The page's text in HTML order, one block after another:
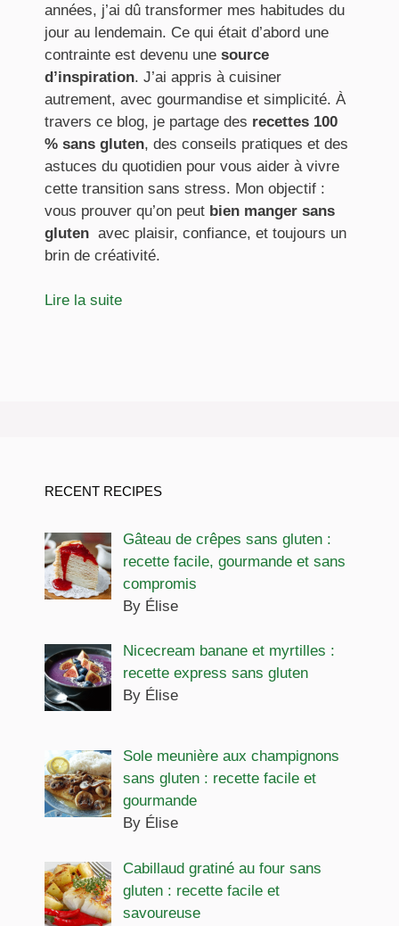
années, j’ai dû transformer mes habitudes du
jour au lendemain. Ce qui était d’abord une
contrainte est devenu une source
d’inspiration. J’ai appris à cuisiner
autrement, avec gourmandise et simplicité. À
travers ce blog, je partage des recettes 100
% sans gluten, des conseils pratiques et des
astuces du quotidien pour vous aider à vivre
cette transition sans stress. Mon objectif :
vous prouver qu’on peut bien manger sans
gluten avec plaisir, confiance, et toujours un
brin de créativité.
Lire la suite
RECENT RECIPES
Gâteau de crêpes sans gluten :
recette facile, gourmande et sans
compromis
By Élise
Nicecream banane et myrtilles :
recette express sans gluten
By Élise
Sole meunière aux champignons
sans gluten : recette facile et
gourmande
By Élise
Cabillaud gratiné au four sans
gluten : recette facile et
savoureuse